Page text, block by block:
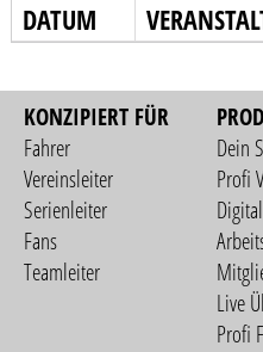
DATUM
KONZIPIERT FÜR
Fahrer
Vereinsleiter
Serienleiter
Fans
Teamleiter
Dein
Profi
Live
Profi